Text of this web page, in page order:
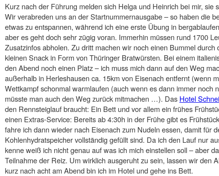
Kurz nach der Führung melden sich Helga und Heinrich bei mir, sie
Wir verabreden uns an der Startnummernausgabe – so haben die
etwas zu entspannen, während ich eine erste Übung in
aber es geht doch sehr zügig voran. Immerhin müssen rund 1700
Zusatzinfos abholen. Zu dritt machen wir noch einen Bummel
kleinen Snack in Form von Thüringer Bratwürsten. Bei einem
den Abend noch einen Platz – ich muss mich dann auf den Weg
außerhalb in Herleshausen ca. 15km von Eisenach entfernt (wenn
Wettkampf schonmal warmlaufen (auch wenn es dann immer noch
müsste man auch den Weg zurück mitmachen …). Das Hotel
den Rennsteiglauf braucht: Ein Bett und vor allem ein frühes
einen Extras-Service: Bereits ab 4:30h in der Frühe gibt es
fahre ich dann wieder nach Eisenach zum Nudeln essen, damit für
Kohlenhydratspeicher vollständig gefüllt sind. Da ich den Lauf nur
kenne weiß ich nicht genau auf was ich mich einstellen soll – aber
Teilnahme der Reiz. Um wirklich ausgeruht zu sein, lassen wir den
kurz nach acht am Abend bin ich im Hotel und gehe ins Bett.